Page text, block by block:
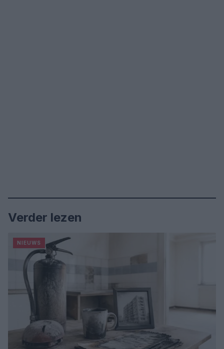
Verder lezen
NIEUWS